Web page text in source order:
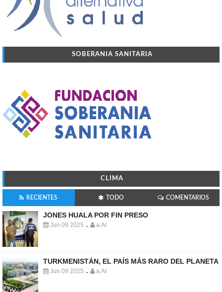
SOBERANIA SANITARIA
CLIMA
RECIENTES TODO COMENTARIOS
JONES HUALA POR FIN PRESO
Jun 09 2025 - a.Ar
TURKMENISTÁN, EL PAÍS MÁS RARO DEL PLANETA
Jun 09 2025 - a.Ar